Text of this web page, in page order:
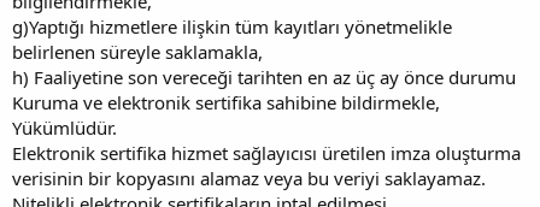
g)Yaptığı hizmetlere ilişkin tüm kayıtları yönetmelikle
belirlenen süreyle saklamakla,
h) Faaliyetine son vereceği tarihten en az üç ay önce durumu
Kuruma ve elektronik sertifika sahibine bildirmekle,
Yükümlüdür.
Elektronik sertifika hizmet sağlayıcısı üretilen imza oluşturma
verisinin bir kopyasını alamaz veya bu veriyi saklayamaz.